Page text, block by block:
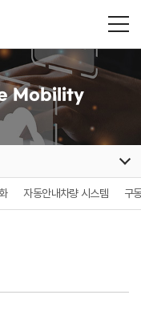
Mobility
자동안내차량 시스템 구